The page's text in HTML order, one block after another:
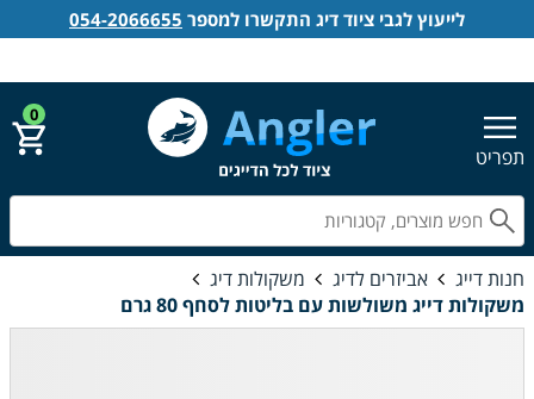
תפריט
0
חנות דייג אביזרים לדיג
משקולות דיג
משקולות דייג משולשות עם בליטות לסחף 80 גרם
לייעוץ לגבי ציוד דיג התקשרו למספר 054-2066655